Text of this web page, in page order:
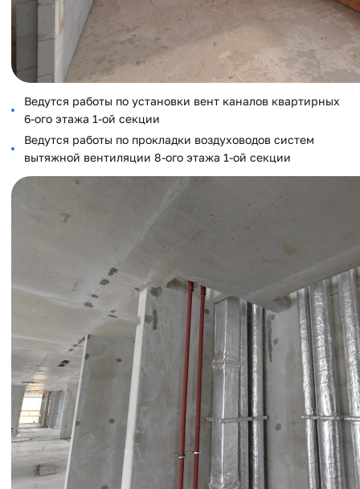
Ведутся работы по установки вент каналов квартирных
6-ого этажа 1-ой секции
Ведутся работы по прокладки воздуховодов систем
вытяжной вентиляции 8-ого этажа 1-ой секции